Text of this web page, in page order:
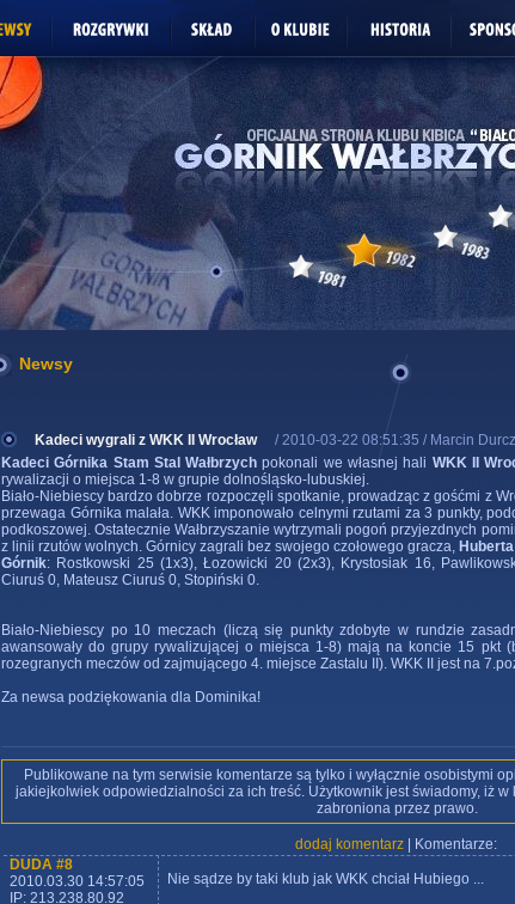
Newsy
Kadeci wygrali z WKK II Wrocław
/ 2010-03-22 08:51:35 / Marcin
Kadeci Górnika Stam Stal Wałbrzych pokonali we własnej hali WKK II
rywalizacji o miejsca 1-8 w grupie dolnośląsko-lubuskiej.
Biało-Niebiescy bardzo dobrze rozpoczęli spotkanie, prowadząc z gośćmi z
przewaga Górnika malała. WKK imponowało celnymi rzutami za 3 punkty,
podkoszowej. Ostatecznie Wałbrzyszanie wytrzymali pogoń przyjezdnych
z linii rzutów wolnych. Górnicy zagrali bez swojego czołowego gracza,
Górnik: Rostkowski 25 (1x3), Łozowicki 20 (2x3), Krystosiak 16,
Ciuruś 0, Mateusz Ciuruś 0, Stopiński 0.
Biało-Niebiescy po 10 meczach (liczą się punkty zdobyte w rundzie
awansowały do grupy rywalizującej o miejsca 1-8) mają na koncie 15 pkt
rozegranych meczów od zajmującego 4. miejsce Zastalu II). WKK II jest na
Za newsa podziękowania dla Dominika!
Publikowane na tym serwisie komentarze są tylko i wyłącznie osobistymi
jakiejkolwiek odpowiedzialności za ich treść. Użytkownik jest świadomy, iż
zabroniona przez prawo.
dodaj komentarz| Komentarze:
DUDA #8
2010.03.30 14:57:05
IP: 213.238.80.92
Nie sądze by taki klub jak WKK chciał Hubiego ...